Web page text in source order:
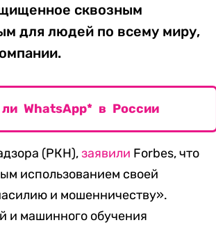
сквозным
для людей по всему миру,
WhatsApp* в России
(РКН),заявили Forbes, что
использованием своей
и мошенничеству».
и машинного обучения